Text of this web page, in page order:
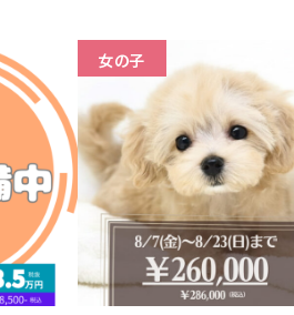
女の子